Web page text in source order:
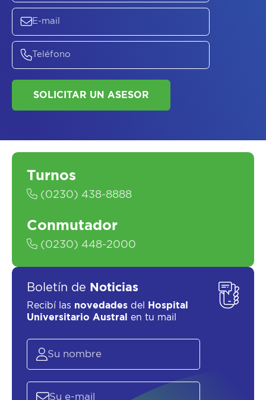
SALUD
Turnos
(0230) 438-8888
Conmutador
(0230) 448-2000
Boletín de Noticias
Recibí las novedades del
Hospital
Universitario Austral
en tu mail